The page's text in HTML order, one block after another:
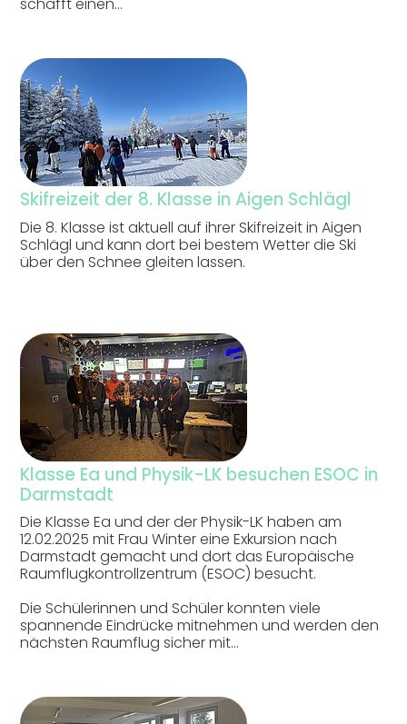
schafft einen…
Skifreizeit der 8. Klasse in Aigen Schlägl
Die 8. Klasse ist aktuell auf ihrer Skifreizeit in Aigen
Schlägl und kann dort bei bestem Wetter die Ski
über den Schnee gleiten lassen.
Klasse Ea und Physik-LK besuchen ESOC in
Darmstadt
Die Klasse Ea und der der Physik-LK haben am
12.02.2025 mit Frau Winter eine Exkursion nach
Darmstadt gemacht und dort das Europäische
Raumflugkontrollzentrum (ESOC) besucht.
Die Schülerinnen und Schüler konnten viele
spannende Eindrücke mitnehmen und werden den
nächsten Raumflug sicher mit…